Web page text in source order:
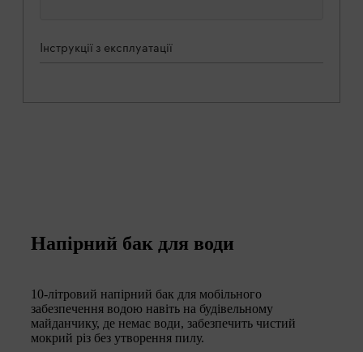
Інструкції з експлуатації
Напірний бак для води
10-літровий напірний бак для мобільного
забезпечення водою навіть на будівельному
майданчику, де немає води, забезпечить чистий
мокрий різ без утворення пилу.